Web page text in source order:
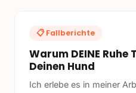
📋 Fallberichte
Warum DEINE
Deinen Hund
Ich erlebe es in meiner